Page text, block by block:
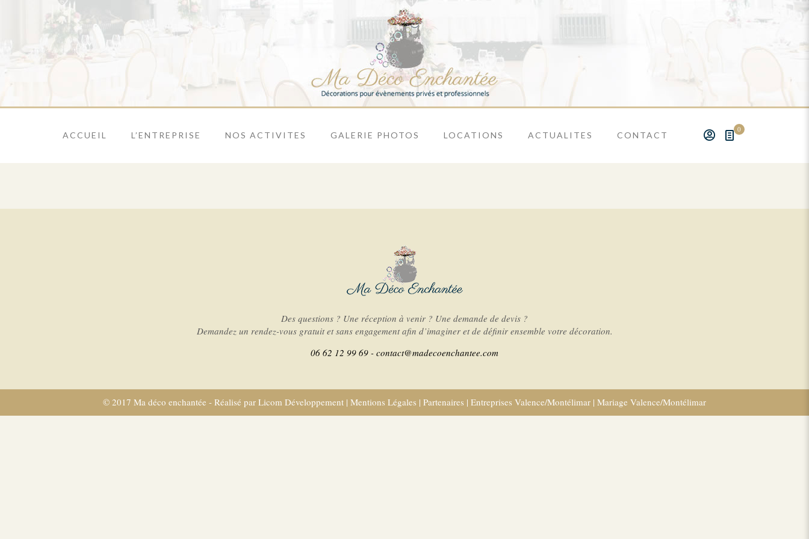
ACCUEIL L’ENTREPRISE NOS ACTIVITES GALERIE PHOTOS LOCATIONS ACTUALITES CONTACT
0
Des questions ? Une réception à venir ? Une demande de devis ?
Demandez un rendez-vous gratuit et sans engagement afin d’imaginer et de définir ensemble votre décoration.
06 62 12 99 69 - contact@madecoenchantee.com
© 2017 Ma déco enchantée - Réalisé par Licom Développement | Mentions Légales | Partenaires | Entreprises Valence/Montélimar | Mariage Valence/Montélimar